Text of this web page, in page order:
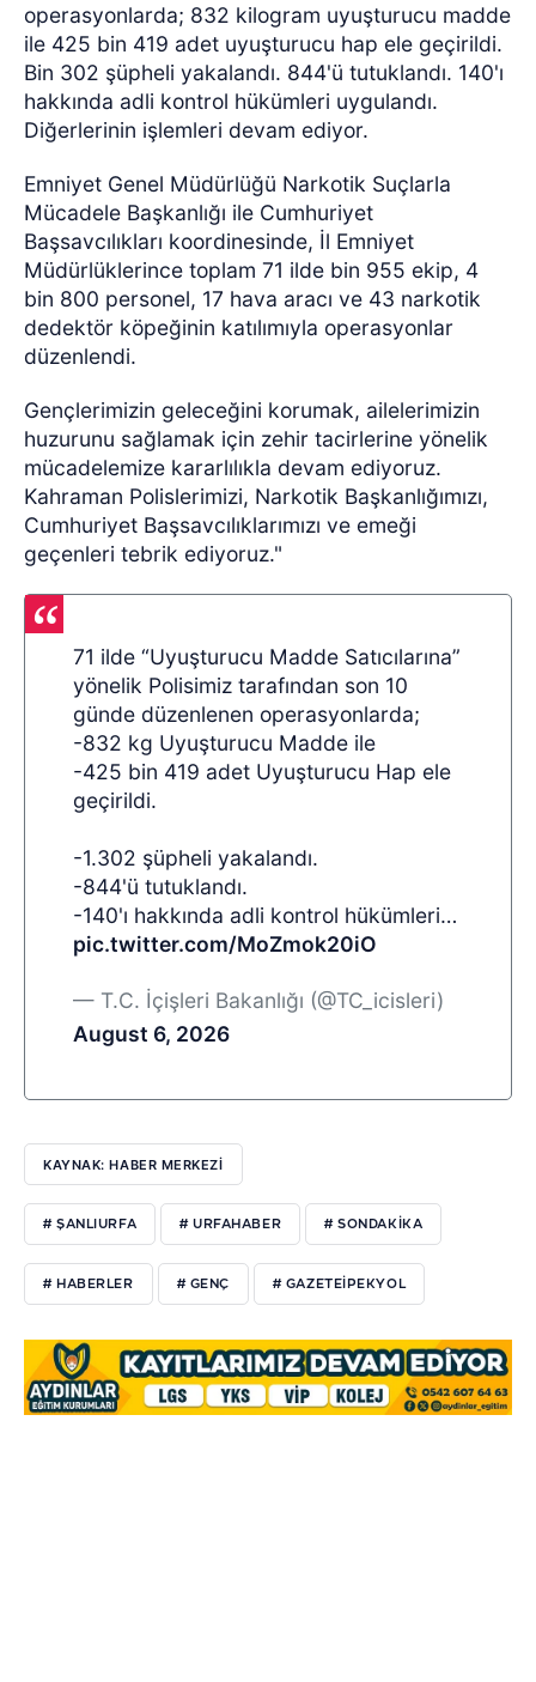
operasyonlarda; 832 kilogram uyuşturucu madde
ile 425 bin 419 adet uyuşturucu hap ele geçirildi.
Bin 302 şüpheli yakalandı. 844'ü tutuklandı. 140'ı
hakkında adli kontrol hükümleri uygulandı.
Diğerlerinin işlemleri devam ediyor.
Emniyet Genel Müdürlüğü Narkotik Suçlarla
Mücadele Başkanlığı ile Cumhuriyet
Başsavcılıkları koordinesinde, İl Emniyet
Müdürlüklerince toplam 71 ilde bin 955 ekip, 4
bin 800 personel, 17 hava aracı ve 43 narkotik
dedektör köpeğinin katılımıyla operasyonlar
düzenlendi.
Gençlerimizin geleceğini korumak, ailelerimizin
huzurunu sağlamak için zehir tacirlerine yönelik
mücadelemize kararlılıkla devam ediyoruz.
Kahraman Polislerimizi, Narkotik Başkanlığımızı,
Cumhuriyet Başsavcılıklarımızı ve emeği
geçenleri tebrik ediyoruz."
71 ilde “Uyuşturucu Madde Satıcılarına”
yönelik Polisimiz tarafından son 10
günde düzenlenen operasyonlarda;
-832 kg Uyuşturucu Madde ile
-425 bin 419 adet Uyuşturucu Hap ele
geçirildi.
-1.302 şüpheli yakalandı.
-844'ü tutuklandı.
-140'ı hakkında adli kontrol hükümleri…
pic.twitter.com/MoZmok20iO
— T.C. İçişleri Bakanlığı (@TC_icisleri)
August 6, 2026
KAYNAK: HABER MERKEZI
# ŞANLIURFA # URFAHABER # SONDAKIKA
# HABERLER # GENÇ # GAZETEIPEKYOL